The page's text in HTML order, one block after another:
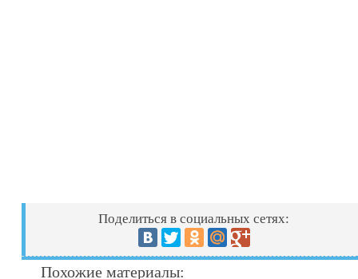
Поделиться в социальных сетях:
Похожие материалы: